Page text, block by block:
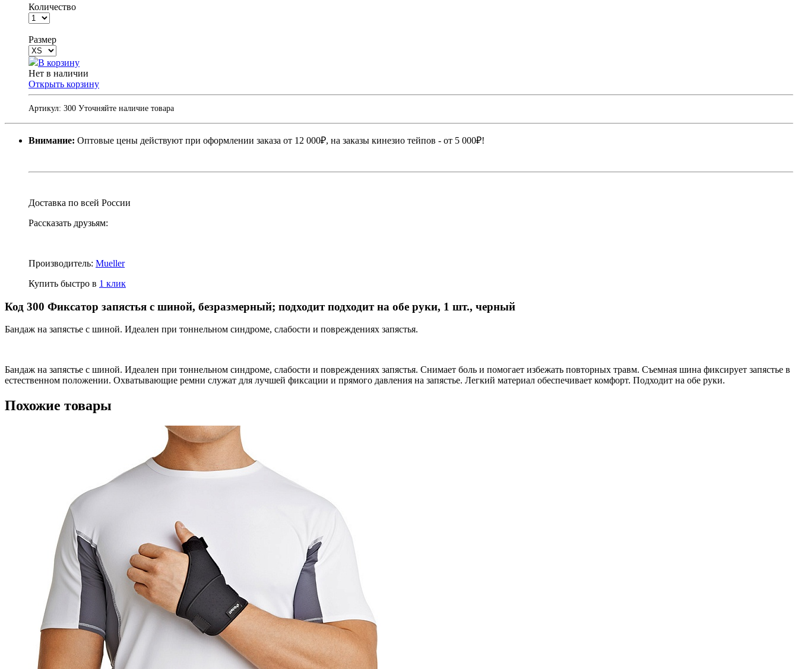
Количество
Размер
В корзину
Нет в наличии
Открыть корзину
Артикул: 300 Уточняйте наличие товара
Внимание: Оптовые цены действуют при оформлении заказа от 12 000₽, на заказы кинезио тейпов - от 5 000₽!
Доставка по всей России
Рассказать друзьям:
Производитель: Mueller
Купить быстро в 1 клик
Код 300 Фиксатор запястья с шиной, безразмерный; подходит подходит на обе руки, 1 шт., черный
Бандаж на запястье с шиной. Идеален при тоннельном синдроме, слабости и повреждениях запястья.
Бандаж на запястье с шиной. Идеален при тоннельном синдроме, слабости и повреждениях запястья. Снимает боль и помогает избежать повторных травм. Съемная шина фиксирует запястье в
естественном положении. Охватывающие ремни служат для лучшей фиксации и прямого давления на запястье. Легкий материал обеспечивает комфорт. Подходит на обе руки.
Похожие товары